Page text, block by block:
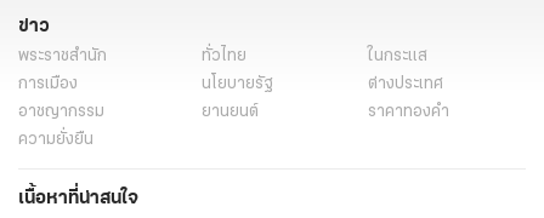
ข่าว
พระราชสำนัก ทั่วไทย
ในกระแส
การเมือง
นโยบายรัฐ
ต่างประเทศ
อาชญากรรม
ยานยนต์
ราคาทองคำ
ความยั่งยืน
เนื้อหาที่น่าสนใจ